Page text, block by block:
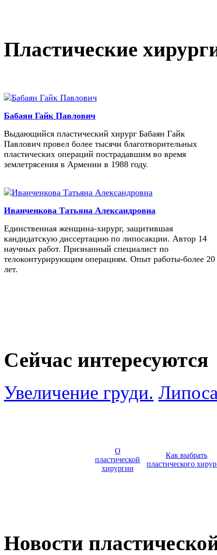
Пластические
Бабаян Гайк Павлович
Выдающийся пластический хирург Бабаян Гайк
Павлович провел более тысячи благотворительных
пластических операций пострадавшим во время
землетрясения в Армении в 1988 году.
Иванченкова Татьяна Александровна
Единственная женщина-хирург, защитившая
кандидатскую диссертацию по липосакции. Автор 14
научных работ. Признанный специалист по
телоконтурирующим операциям. Опыт работы-более 20
лет.
Сейчас интересуются
Увеличение груди.
О
пластической
хирургии
Как выбрать
пластического
Новости